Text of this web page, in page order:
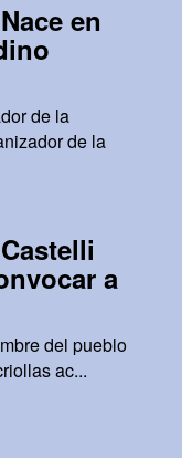
Nace en
de la
de la
Castelli
a
del pueblo
ac...